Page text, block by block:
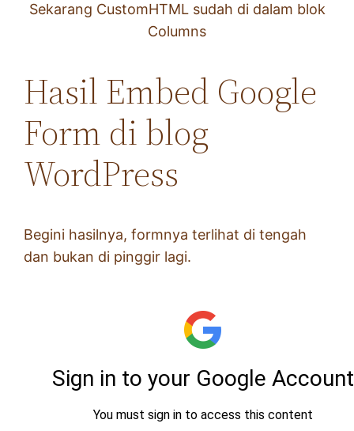
Sekarang CustomHTML sudah di dalam blok
Columns
Hasil Embed Google
Form di blog
WordPress
Begini hasilnya, formnya terlihat di tengah
dan bukan di pinggir lagi.